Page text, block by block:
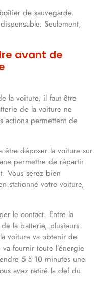
de sauvegarde.
Seulement,
avant de
la voiture, il faut être
de la voiture ne
actions permettent de
être déposer la voiture sur
permettre de répartir
Vous serez bien
stationné votre voiture,
le contact. Entre la
la batterie, plusieurs
voiture va obtenir de
fournir toute l’énergie
5 à 10 minutes une
avez retiré la clef du